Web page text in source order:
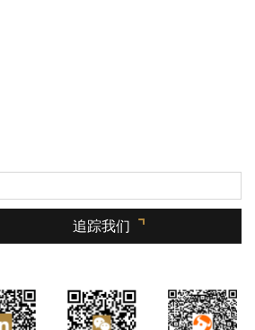
追踪我们